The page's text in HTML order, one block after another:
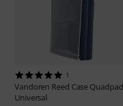
1
Vandoren Reed Case
Universal